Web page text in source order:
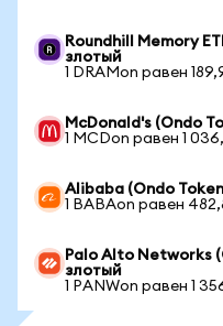
Roundhill Memory
злотый
1 DRAMon равен
McDonald's (Ondo
1 MCDon равен 1
Alibaba (Ondo
1 BABAon равен
Palo Alto Networks
злотый
1 PANWon равен 1